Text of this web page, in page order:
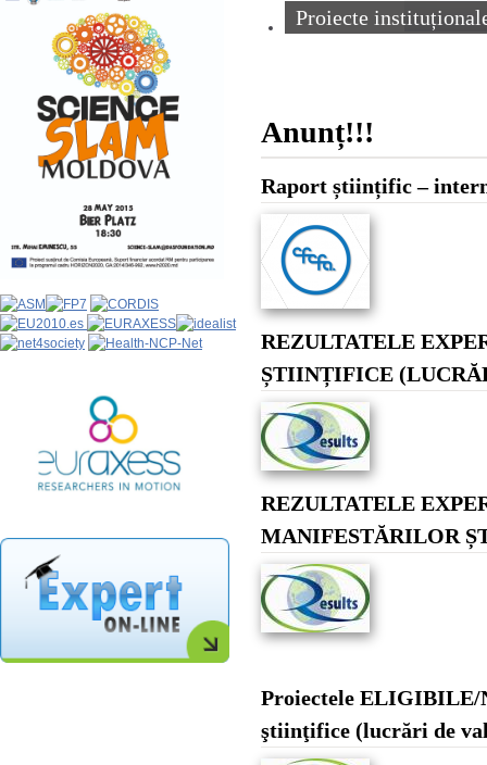
Proiecte
Anunț!!!
Raport științific –
REZULTATELE
ȘTIINȚIFICE
REZULTATELE
MANIFESTĂRILOR
Proiectele
ştiinţifice (lucrări de